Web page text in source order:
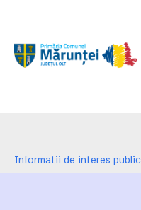
Informatii de interes public